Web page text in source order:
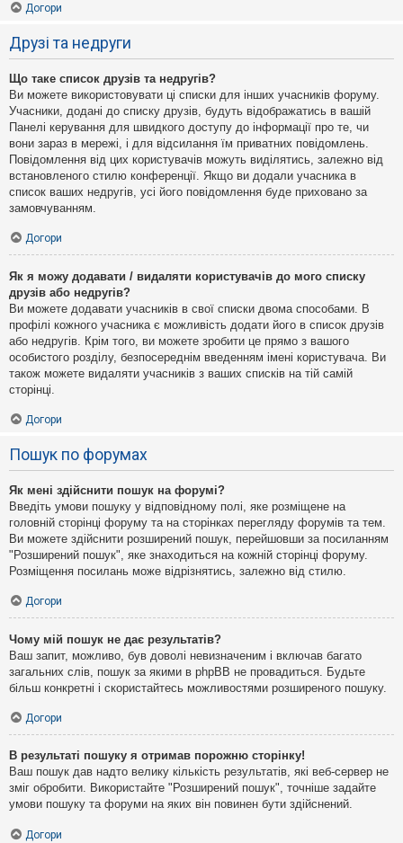
Догори
Друзі та недруги
Що таке список друзів та недругів?
Ви можете використовувати ці списки для інших учасників форуму.
Учасники, додані до списку друзів, будуть відображатись в вашій
Панелі керування для швидкого доступу до інформації про те, чи
вони зараз в мережі, і для відсилання їм приватних повідомлень.
Повідомлення від цих користувачів можуть виділятись, залежно від
встановленого стилю конференції. Якщо ви додали учасника в
список ваших недругів, усі його повідомлення буде приховано за
замовчуванням.
Догори
Як я можу додавати / видаляти користувачів до мого списку
друзів або недругів?
Ви можете додавати учасників в свої списки двома способами. В
профілі кожного учасника є можливість додати його в список друзів
або недругів. Крім того, ви можете зробити це прямо з вашого
особистого розділу, безпосереднім введенням імені користувача. Ви
також можете видаляти учасників з ваших списків на тій самій
сторінці.
Догори
Пошук по форумах
Як мені здійснити пошук на форумі?
Введіть умови пошуку у відповідному полі, яке розміщене на
головній сторінці форуму та на сторінках перегляду форумів та тем.
Ви можете здійснити розширений пошук, перейшовши за посиланням
"Розширений пошук", яке знаходиться на кожній сторінці форуму.
Розміщення посилань може відрізнятись, залежно від стилю.
Догори
Чому мій пошук не дає результатів?
Ваш запит, можливо, був доволі невизначеним і включав багато
загальних слів, пошук за якими в phpBB не провадиться. Будьте
більш конкретні і скористайтесь можливостями розширеного пошуку.
Догори
В результаті пошуку я отримав порожню сторінку!
Ваш пошук дав надто велику кількість результатів, які веб-сервер не
зміг обробити. Використайте "Розширений пошук", точніше задайте
умови пошуку та форуми на яких він повинен бути здійснений.
Догори